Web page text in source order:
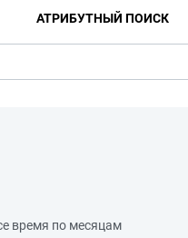
АТРИБУТНЫЙ ПОИСК
время по месяцам